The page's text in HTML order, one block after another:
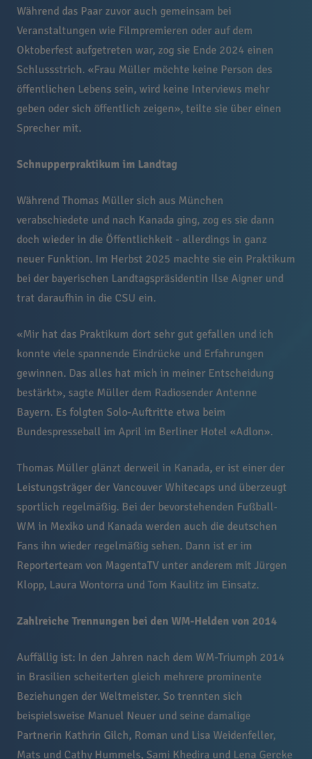
Während das Paar zuvor auch gemeinsam bei
Veranstaltungen wie Filmpremieren oder auf dem
Oktoberfest aufgetreten war, zog sie Ende 2024 einen
Schlussstrich. «Frau Müller möchte keine Person des
öffentlichen Lebens sein, wird keine Interviews mehr
geben oder sich öffentlich zeigen», teilte sie über einen
Sprecher mit.
Schnupperpraktikum im Landtag
Während Thomas Müller sich aus München
verabschiedete und nach Kanada ging, zog es sie dann
doch wieder in die Öffentlichkeit - allerdings in ganz
neuer Funktion. Im Herbst 2025 machte sie ein Praktikum
bei der bayerischen Landtagspräsidentin Ilse Aigner und
trat daraufhin in die CSU ein.
«Mir hat das Praktikum dort sehr gut gefallen und ich
konnte viele spannende Eindrücke und Erfahrungen
gewinnen. Das alles hat mich in meiner Entscheidung
bestärkt», sagte Müller dem Radiosender Antenne
Bayern. Es folgten Solo-Auftritte etwa beim
Bundespresseball im April im Berliner Hotel «Adlon».
Thomas Müller glänzt derweil in Kanada, er ist einer der
Leistungsträger der Vancouver Whitecaps und überzeugt
sportlich regelmäßig. Bei der bevorstehenden Fußball-
WM in Mexiko und Kanada werden auch die deutschen
Fans ihn wieder regelmäßig sehen. Dann ist er im
Reporterteam von MagentaTV unter anderem mit Jürgen
Klopp, Laura Wontorra und Tom Kaulitz im Einsatz.
Zahlreiche Trennungen bei den WM-Helden von 2014
Auffällig ist: In den Jahren nach dem WM-Triumph 2014
in Brasilien scheiterten gleich mehrere prominente
Beziehungen der Weltmeister. So trennten sich
beispielsweise Manuel Neuer und seine damalige
Partnerin Kathrin Gilch, Roman und Lisa Weidenfeller,
Mats und Cathy Hummels, Sami Khedira und Lena Gercke